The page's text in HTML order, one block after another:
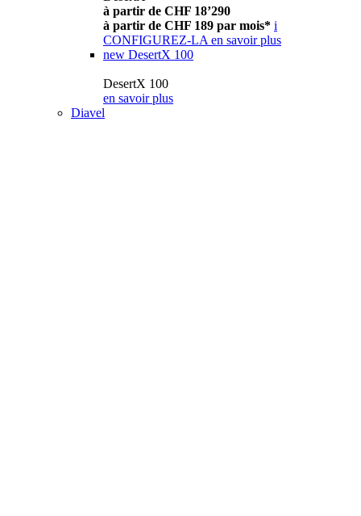
à partir de CHF 18’290
à partir de CHF 189 par mois* i
CONFIGUREZ-LA en savoir plus
new DesertX 100
DesertX 100
en savoir plus
Diavel